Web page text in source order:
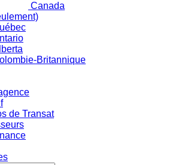
Canada
Britannique
de Transat